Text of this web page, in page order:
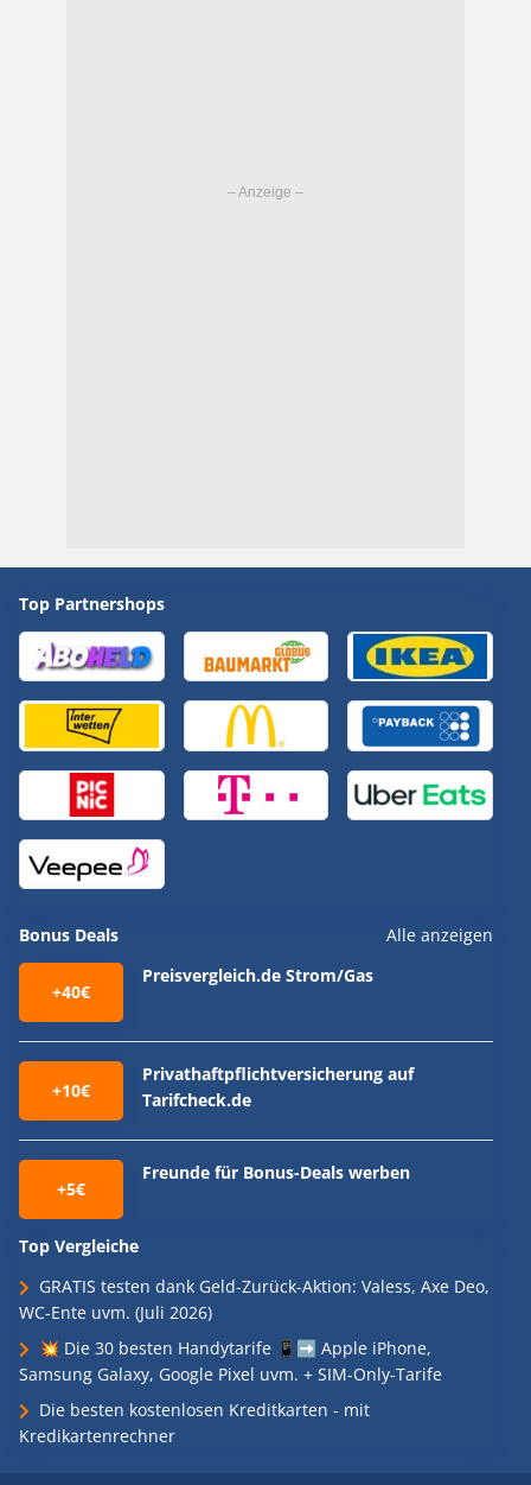
Top Partnershops
Bonus Deals Alle anzeigen
+40€
Preisvergleich.de Strom/Gas
+10€
Privathaftpflichtversicherung auf
Tarifcheck.de
+5€
Freunde für Bonus-Deals werben
Top Vergleiche
GRATIS testen dank Geld-Zurück-Aktion: Valess, Axe Deo,
WC-Ente uvm. (Juli 2026)
💥 Die 30 besten Handytarife 📱➡️ Apple iPhone,
Samsung Galaxy, Google Pixel uvm. + SIM-Only-Tarife
Die besten kostenlosen Kreditkarten - mit
Kredikartenrechner